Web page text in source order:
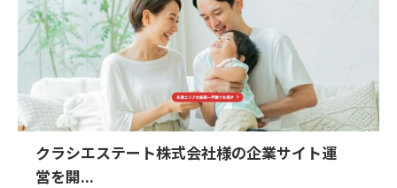
クラシエステート株式会社様の企業サイト運
営を開...